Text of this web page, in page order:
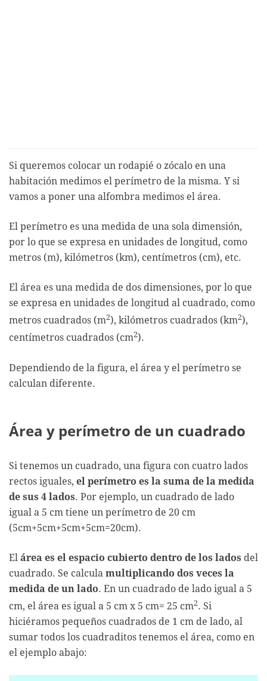
Si queremos colocar un rodapié o zócalo en una
habitación medimos el perímetro de la misma. Y si
vamos a poner una alfombra medimos el área.
El perímetro es una medida de una sola dimensión,
por lo que se expresa en unidades de longitud, como
metros (m), kilómetros (km), centímetros (cm), etc.
El área es una medida de dos dimensiones, por lo que
se expresa en unidades de longitud al cuadrado, como
metros cuadrados (m2), kilómetros cuadrados (km2),
centímetros cuadrados (cm2).
Dependiendo de la figura, el área y el perímetro se
calculan diferente.
Área y perímetro de un cuadrado
Si tenemos un cuadrado, una figura con cuatro lados
rectos iguales, el perímetro es la suma de la medida
de sus 4 lados. Por ejemplo, un cuadrado de lado
igual a 5 cm tiene un perímetro de 20 cm
(5cm+5cm+5cm+5cm=20cm).
El área es el espacio cubierto dentro de los lados del
cuadrado. Se calcula multiplicando dos veces la
medida de un lado. En un cuadrado de lado igual a 5
cm, el área es igual a 5 cm x 5 cm= 25 cm2. Si
hiciéramos pequeños cuadrados de 1 cm de lado, al
sumar todos los cuadraditos tenemos el área, como en
el ejemplo abajo: